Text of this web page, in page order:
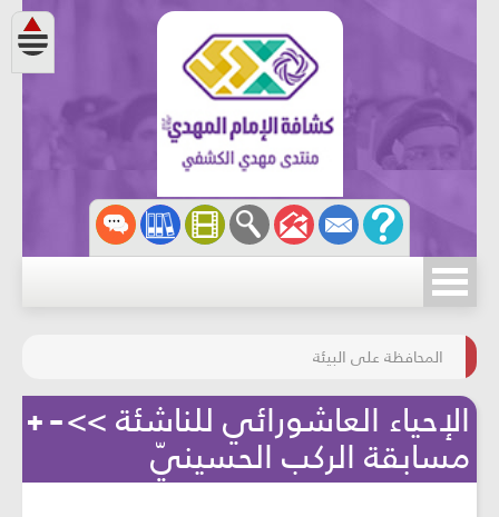
مسابقة الركب الحسينيّ
المحافظة على البيئة
الإحياء العاشورائي للناشئة >>
مسابقة الركب الحسينيّ